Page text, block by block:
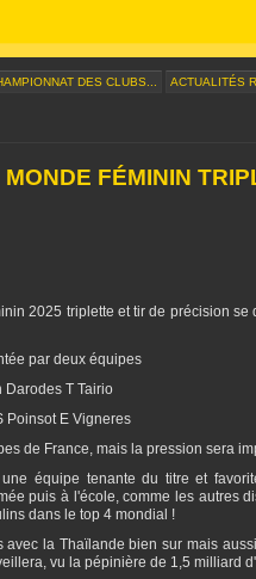
DES CLUBS... ACTUALITÉS
FÉMININ
2025 triplette et tir de précision
par deux équipes
Darodes T Tairio
Poinsot E Vigneres
de France, mais la pression sera
équipe tenante du titre et
puis à l'école, comme les autres
dans le top 4 mondial !
avec la Thaïlande bien sur mais
vu la pépinière de 1,5 milliard